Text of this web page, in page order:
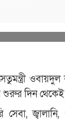
ওবায়দুল
শুরুর দিন
জ্বালানি,